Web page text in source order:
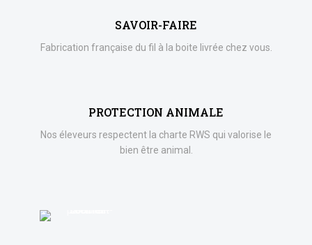
SAVOIR-FAIRE
Fabrication française du fil à la boite livrée chez vous.
PROTECTION ANIMALE
Nos éleveurs respectent la charte RWS qui valorise le
bien être animal.